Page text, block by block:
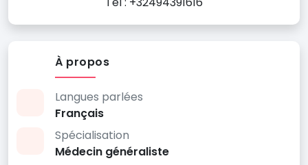
À propos
Langues parlées
Français
Spécialisation
Médecin généraliste